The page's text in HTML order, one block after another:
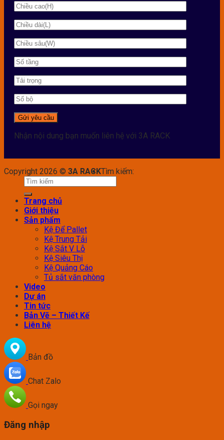
Nhận nội dung bạn muốn liên hệ với 3A RACK
Copyright 2026 © 3A RACKTìm kiếm:
Trang chủ
Giới thiệu
Sản phẩm
Kệ Để Pallet
Kệ Trung Tải
Kệ Sắt V Lỗ
Kệ Siêu Thị
Kệ Quảng Cáo
Tủ sắt văn phòng
Video
Dự án
Tin tức
Bản Vẽ – Thiết Kế
Liên hệ
Bản đồ
Chat Zalo
Gọi ngay
Đăng nhập